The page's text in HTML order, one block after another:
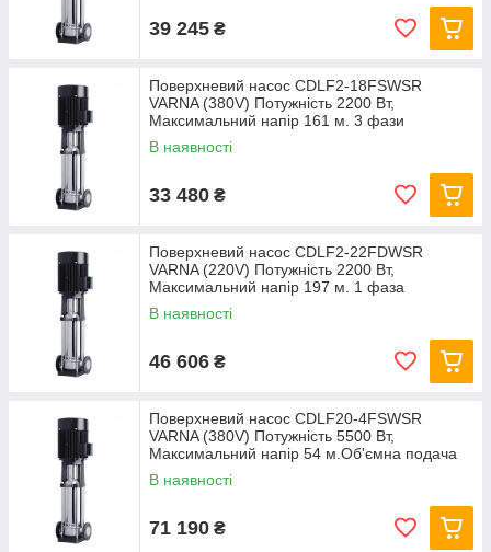
39 245 ₴
Поверхневий насос CDLF2-18FSWSR
VARNA (380V) Потужність 2200 Вт,
Максимальний напір 161 м. 3 фази
В наявності
33 480 ₴
Поверхневий насос CDLF2-22FDWSR
VARNA (220V) Потужність 2200 Вт,
Максимальний напір 197 м. 1 фаза
В наявності
46 606 ₴
Поверхневий насос CDLF20-4FSWSR
VARNA (380V) Потужність 5500 Вт,
Максимальний напір 54 м.Об'ємна подача
28 м³/год 3 фази
В наявності
71 190 ₴